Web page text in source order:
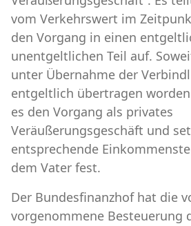
vom Verkehrswert im
den Vorgang in einen
unentgeltlichen Teil auf.
unter Übernahme der
entgeltlich übertragen
es den Vorgang als privates
Veräußerungsgeschäft und
entsprechende
dem Vater fest.
Der Bundesfinanzhof hat die
vorgenommene Besteuerung